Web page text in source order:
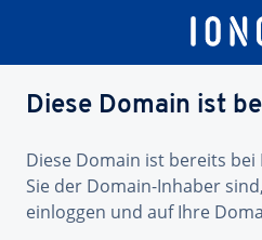
Diese Domain ist
Diese Domain ist bereits bei
Sie der Domain-Inhaber
einloggen und auf Ihre